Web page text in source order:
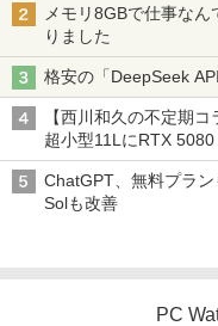
メモリ8GBで仕事な
りました
格安の「DeepSeek
【西川和久の不定期コ
超小型11LにRTX 5080
実力を探る
ChatGPT、無料プラ
Solも改善
PC